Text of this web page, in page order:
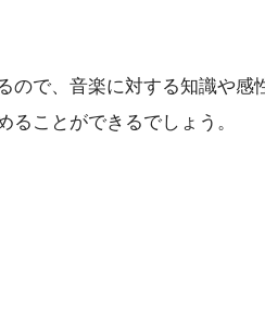
ので、音楽に対する知識や感
ことができるでしょう。